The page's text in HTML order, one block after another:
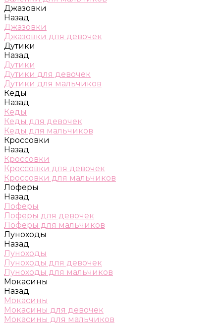
Джазовки
Назад
Джазовки
Джазовки для девочек
Дутики
Назад
Дутики
Дутики для девочек
Дутики для мальчиков
Кеды
Назад
Кеды
Кеды для девочек
Кеды для мальчиков
Кроссовки
Назад
Кроссовки
Кроссовки для девочек
Кроссовки для мальчиков
Лоферы
Назад
Лоферы
Лоферы для девочек
Лоферы для мальчиков
Луноходы
Назад
Луноходы
Луноходы для девочек
Луноходы для мальчиков
Мокасины
Назад
Мокасины
Мокасины для девочек
Мокасины для мальчиков